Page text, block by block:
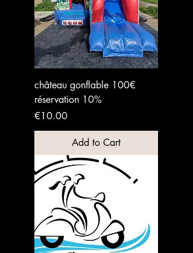
château gonflable 100€
réservation 10%
Price
€10.00
Add to Cart